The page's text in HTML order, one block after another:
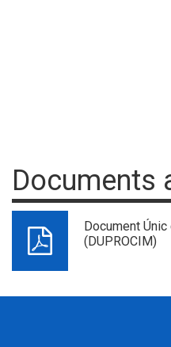
Documents
Document
(DUPROCIM)